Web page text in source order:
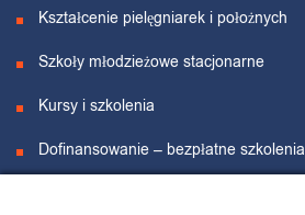
Kształcenie pielęgniarek i położnych
Szkoły młodzieżowe stacjonarne
Kursy i szkolenia
Dofinansowanie – bezpłatne szkolenia